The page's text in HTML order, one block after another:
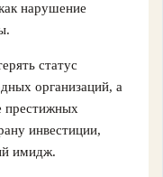
нарушение
статус
организаций, а
престижных
инвестиции,
имидж.